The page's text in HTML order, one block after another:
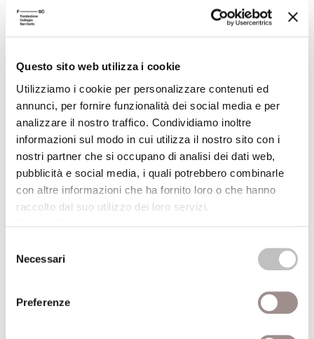
Questo sito web utilizza i cookie
Utilizziamo i cookie per personalizzare contenuti ed
annunci, per fornire funzionalità dei social media e per
analizzare il nostro traffico. Condividiamo inoltre
informazioni sul modo in cui utilizza il nostro sito con i
nostri partner che si occupano di analisi dei dati web,
pubblicità e social media, i quali potrebbero combinarle
con altre informazioni che ha fornito loro o che hanno
raccolto dal suo utilizzo dei loro servizi.
delNecessari
Preferenze
Metamorfosi della paura
Anno pubblicazione1997
Anno recensione1998
Recensito daStefano Suozzi
Ri-Scritture
AutorePiero Boitani
Anno pubblicazione